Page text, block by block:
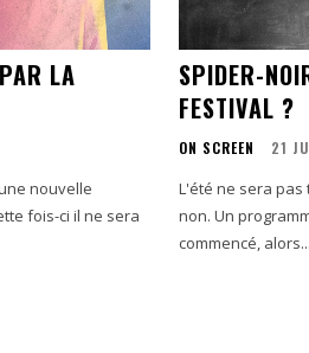
LA
nouvelle
fois-ci il ne sera
SPIDER-
FESTIVAL ?
ON SCREEN 21
L'été ne sera pas
non. Un
commencé, alors...